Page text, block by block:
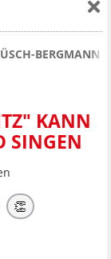
BERGMANN
KANN
SINGEN
👏